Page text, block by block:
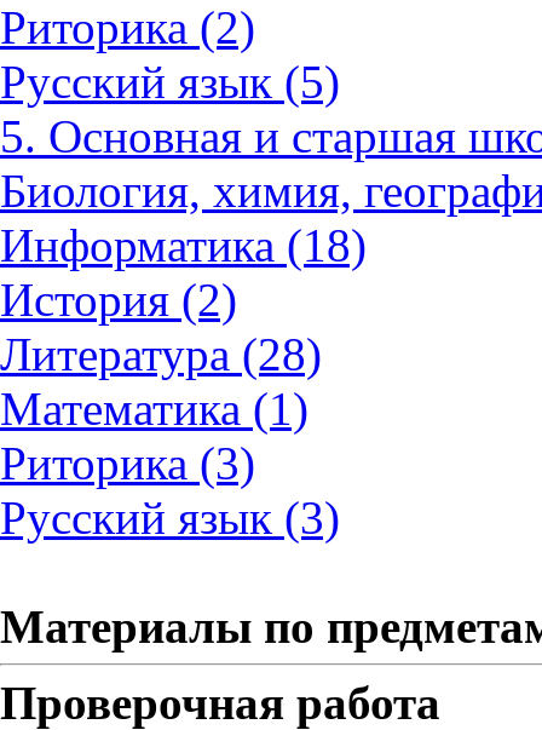
Риторика (2)
Русский язык (5)
5. Основная и старшая
Биология, химия,
Информатика (18)
История (2)
Литература (28)
Математика (1)
Риторика (3)
Русский язык (3)
Материалы по
Проверочная работа